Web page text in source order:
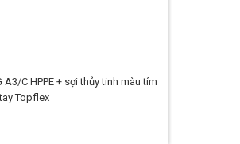
C HPPE + sợi thủy tinh màu tím
Topflex